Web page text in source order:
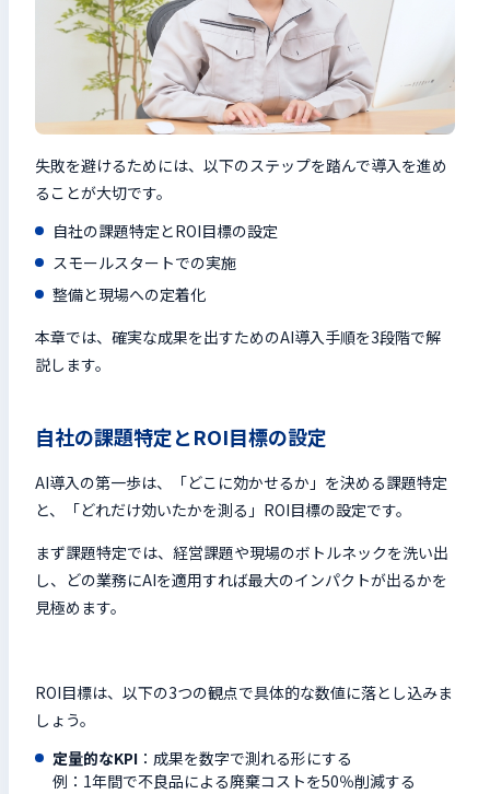
失敗を避けるためには、以下のステップを踏んで導入を進め
ることが大切です。
自社の課題特定とROI目標の設定
スモールスタートでの実施
整備と現場への定着化
本章では、確実な成果を出すためのAI導入手順を3段階で解
説します。
自社の課題特定とROI目標の設定
AI導入の第一歩は、「どこに効かせるか」を決める課題特定
と、「どれだけ効いたかを測る」ROI目標の設定です。
まず課題特定では、経営課題や現場のボトルネックを洗い出
し、どの業務にAIを適用すれば最大のインパクトが出るかを
見極めます。
ROI目標は、以下の3つの観点で具体的な数値に落とし込みま
しょう。
定量的なKPI ：成果を数字で測れる形にする
例：1年間で不良品による廃棄コストを50％削減する